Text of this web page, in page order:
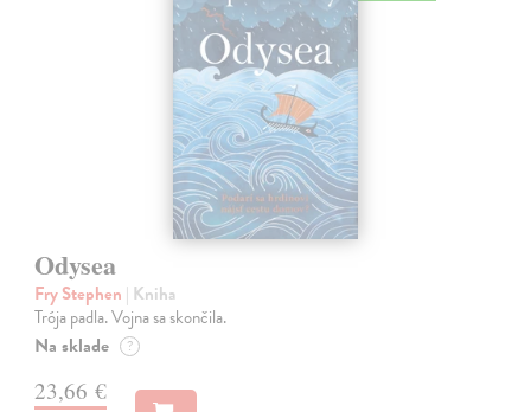
Odysea
Fry Stephen | Kniha
Trója padla. Vojna sa skončila.
Na sklade ?
23,66 €